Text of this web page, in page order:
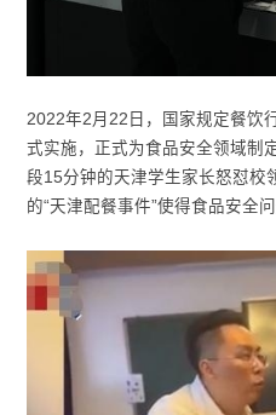
2022年2月22日，国家规定餐饮
式实施，正式为食品安全领域制
段15分钟的天津学生家长怒怼校
的“天津配餐事件”使得食品安全